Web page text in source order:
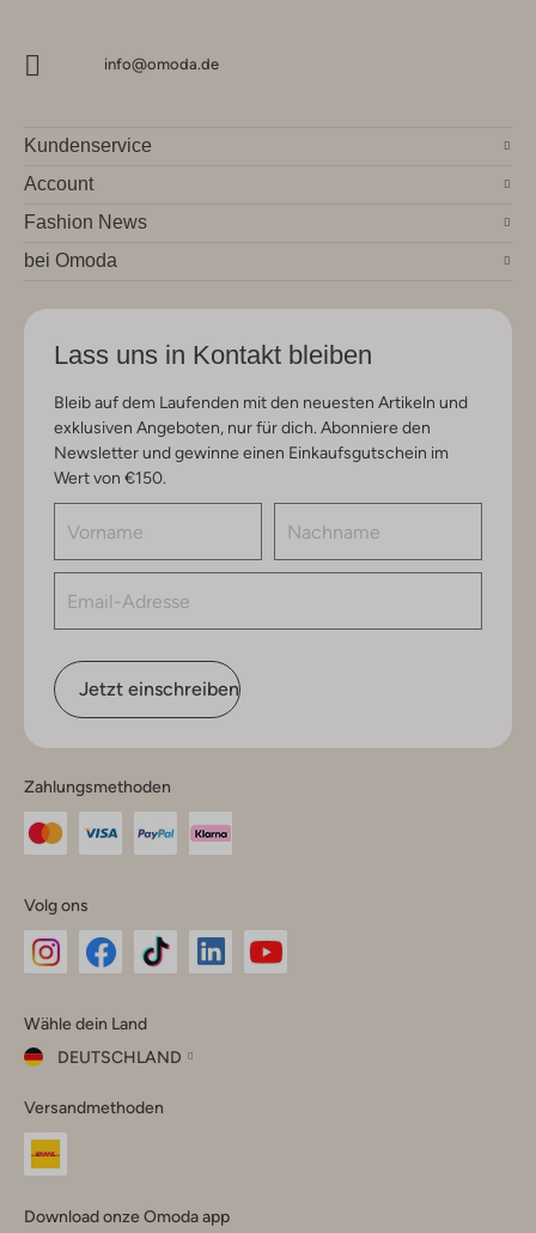
info@omoda.de
Kundenservice
Account
Fashion News
bei Omoda
Lass uns in Kontakt bleiben
Bleib auf dem Laufenden mit den neuesten Artikeln und
exklusiven Angeboten, nur für dich. Abonniere den
Newsletter und gewinne einen Einkaufsgutschein im
Wert von €150.
Jetzt einschreiben
Zahlungsmethoden
Volg ons
Instagram
Facebook
TikTok
Wähle dein Land
DEUTSCHLAND
dein
Land
Versandmethoden
Download onze Omoda app